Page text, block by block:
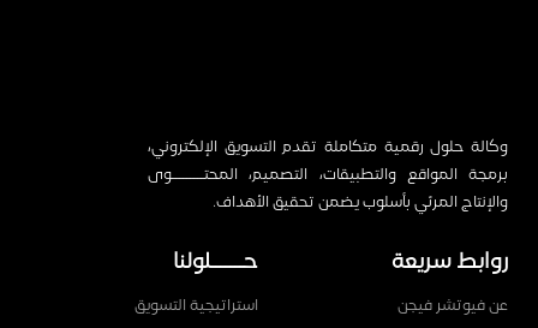
وكالة حلول رقمية متكاملة تقدم التسويق الإلكتروني،
برمجة المواقع والتطبيقات، التصميم، المحتـــــــــوى
والإنتاج المرئي بأسلوب يضمن تحقيق الأهداف.
روابط سريعة
عن فيوتشر فيجن
حـــــــلولنا
استراتيجية التسويق